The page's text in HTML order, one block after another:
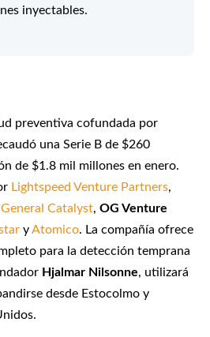
inyectables.
preventiva cofundada por
una Serie B de $260
de $1.8 mil millones en enero.
Lightspeed Venture Partners,
General Catalyst, OG Venture
yAtomico. La compañía ofrece
para la detección temprana
Hjalmar Nilsonne, utilizará
desde Estocolmo y